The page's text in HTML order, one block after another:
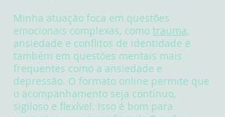
Minha atuação foca em questões
emocionais complexas, como trauma,
ansiedade e conflitos de identidade e
também em questões mentais mais
frequentes como a ansiedade e
depressão. O formato online permite que
o acompanhamento seja contínuo,
sigiloso e flexível. Isso é bom para